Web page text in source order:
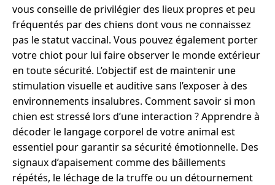
vous conseille de privilégier des lieux propres et peu
fréquentés par des chiens dont vous ne connaissez
pas le statut vaccinal. Vous pouvez également porter
votre chiot pour lui faire observer le monde extérieur
en toute sécurité. L’objectif est de maintenir une
stimulation visuelle et auditive sans l’exposer à des
environnements insalubres. Comment savoir si mon
chien est stressé lors d’une interaction ? Apprendre à
décoder le langage corporel de votre animal est
essentiel pour garantir sa sécurité émotionnelle. Des
signaux d’apaisement comme des bâillements
répétés, le léchage de la truffe ou un détournement